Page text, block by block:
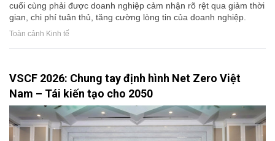
cuối cùng phải được doanh nghiệp cảm nhận rõ rệt qua giảm thời
gian, chi phí tuân thủ, tăng cường lòng tin của doanh nghiệp.
Toàn cảnh Kinh tế
VSCF 2026: Chung tay định hình Net Zero Việt
Nam – Tái kiến tạo cho 2050